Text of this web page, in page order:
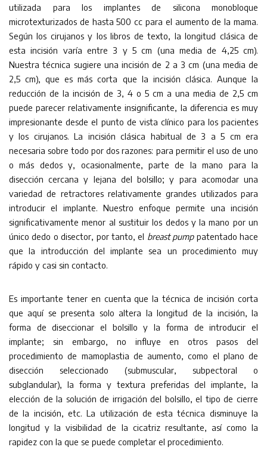
utilizada para los implantes de silicona monobloque
microtexturizados de hasta 500 cc para el aumento de la mama.
Según los cirujanos y los libros de texto, la longitud clásica de
esta incisión varía entre 3 y 5 cm (una media de 4,25 cm).
Nuestra técnica sugiere una incisión de 2 a 3 cm (una media de
2,5 cm), que es más corta que la incisión clásica. Aunque la
reducción de la incisión de 3, 4 o 5 cm a una media de 2,5 cm
puede parecer relativamente insignificante, la diferencia es muy
impresionante desde el punto de vista clínico para los pacientes
y los cirujanos. La incisión clásica habitual de 3 a 5 cm era
necesaria sobre todo por dos razones: para permitir el uso de uno
o más dedos y, ocasionalmente, parte de la mano para la
disección cercana y lejana del bolsillo; y para acomodar una
variedad de retractores relativamente grandes utilizados para
introducir el implante. Nuestro enfoque permite una incisión
significativamente menor al sustituir los dedos y la mano por un
único dedo o disector, por tanto, el breast pumppatentado hace
que la introducción del implante sea un procedimiento muy
rápido y casi sin contacto.
Es importante tener en cuenta que la técnica de incisión corta
que aquí se presenta solo altera la longitud de la incisión, la
forma de diseccionar el bolsillo y la forma de introducir el
implante; sin embargo, no influye en otros pasos del
procedimiento de mamoplastia de aumento, como el plano de
disección seleccionado (submuscular, subpectoral o
subglandular), la forma y textura preferidas del implante, la
elección de la solución de irrigación del bolsillo, el tipo de cierre
de la incisión, etc. La utilización de esta técnica disminuye la
longitud y la visibilidad de la cicatriz resultante, así como la
rapidez con la que se puede completar el procedimiento.